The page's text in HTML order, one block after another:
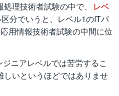
理技術者試験の中で、
レベ
分でいうと、レベル1のITパ
用情報技術者試験の中間に位
ニアレベルでは苦労するこ
しいというほどではありませ